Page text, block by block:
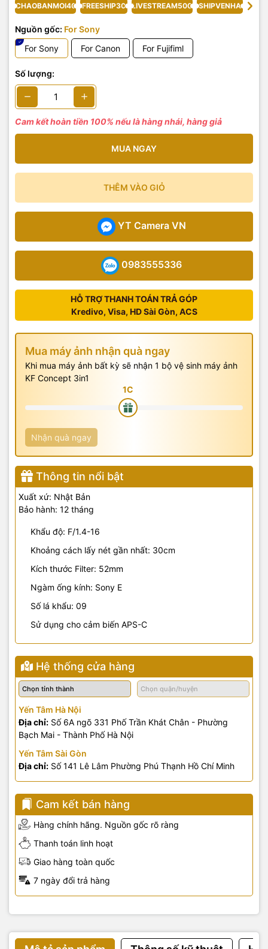
CHAOBANMOI40 FREESHIP30 LIVESTREAM500 SHIPVENHA
Nguồn gốc: For Sony
For Sony
For Canon For Fujifiml
Số lượng:
Cam kết hoàn tiền 100% nếu là hàng nhái, hàng giả
MUA NGAY
THÊM VÀO GIỎ
YT Camera VN
0983555336
HỖ TRỢ THANH TOÁN TRẢ GÓP
Kredivo, Visa, HD Sài Gòn, ACS
Mua máy ảnh nhận quà ngay
Khi mua máy ảnh bất kỳ sẽ nhận 1 bộ vệ sinh máy ảnh
KF Concept 3in1
Nhận quà ngay
Thông tin nổi bật
Xuất xứ: Nhật Bản
Bảo hành: 12 tháng
Khẩu độ: F/1.4-16
Khoảng cách lấy nét gần nhất: 30cm
Kích thước Filter: 52mm
Ngàm ống kính: Sony E
Số lá khẩu: 09
Sử dụng cho cảm biến APS-C
Hệ thống cửa hàng
Yến Tâm Hà Nội
Địa chỉ: Số 6A ngõ 331 Phố Trần Khát Chân - Phường
Bạch Mai - Thành Phố Hà Nội
Yến Tâm Sài Gòn
Địa chỉ: Số 141 Lê Lâm Phường Phú Thạnh Hồ Chí Minh
Cam kết bán hàng
Hàng chính hãng. Nguồn gốc rõ ràng
Thanh toán linh hoạt
Giao hàng toàn quốc
7 ngày đổi trả hàng